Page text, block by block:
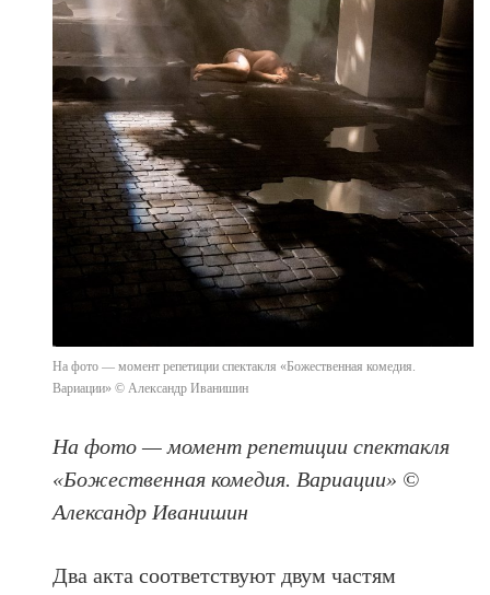
На фото — момент репетиции спектакля «Божественная комедия.
Вариации» © Александр Иванишин
На фото — момент репетиции спектакля
«Божественная комедия. Вариации» ©
Александр Иванишин
Два акта соответствуют двум частям